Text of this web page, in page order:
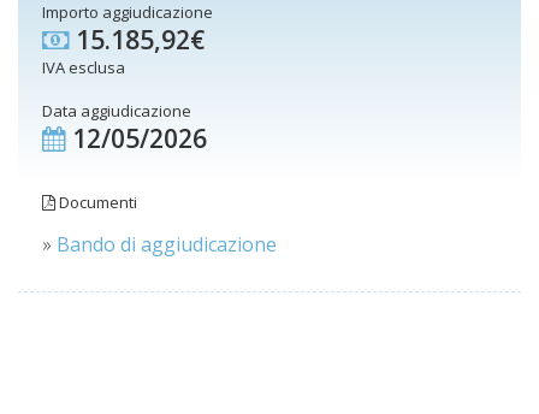
Importo aggiudicazione
15.185,92€
IVA esclusa
Data aggiudicazione
12/05/2026
Documenti
» Bando di aggiudicazione